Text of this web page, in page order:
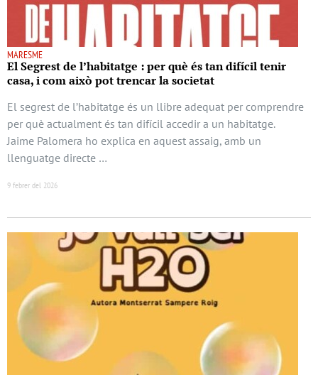
MARESME
El Segrest de l’habitatge : per què és tan difícil tenir
casa, i com això pot trencar la societat
El segrest de l’habitatge és un llibre adequat per comprendre
per què actualment és tan difícil accedir a un habitatge.
Jaime Palomera ho explica en aquest assaig, amb un
llenguatge directe …
9 febrer del 2026